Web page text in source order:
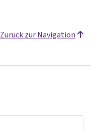
Zurück zur Navigation